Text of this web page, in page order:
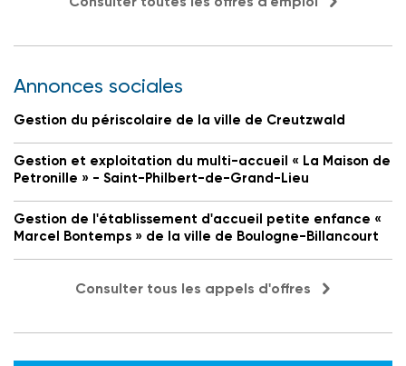
Annonces sociales
Gestion du périscolaire de la ville de Creutzwald
Gestion et exploitation du multi-accueil « La Maison de
Petronille » - Saint-Philbert-de-Grand-Lieu
Gestion de l'établissement d'accueil petite enfance «
Marcel Bontemps » de la ville de Boulogne-Billancourt
Consulter tous les appels d'offres